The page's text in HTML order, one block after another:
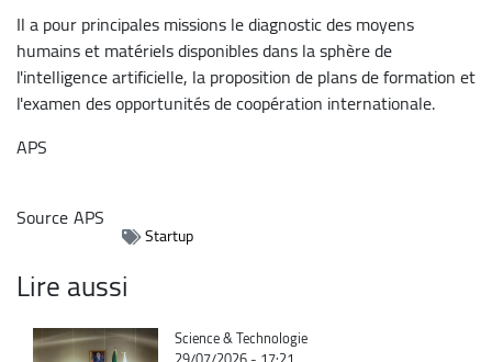
Il a pour principales missions le diagnostic des moyens
humains et matériels disponibles dans la sphère de
l'intelligence artificielle, la proposition de plans de formation et
l'examen des opportunités de coopération internationale.
APS
SourceAPS
Startup
Lire aussi
Catégorie
Science & Technologie